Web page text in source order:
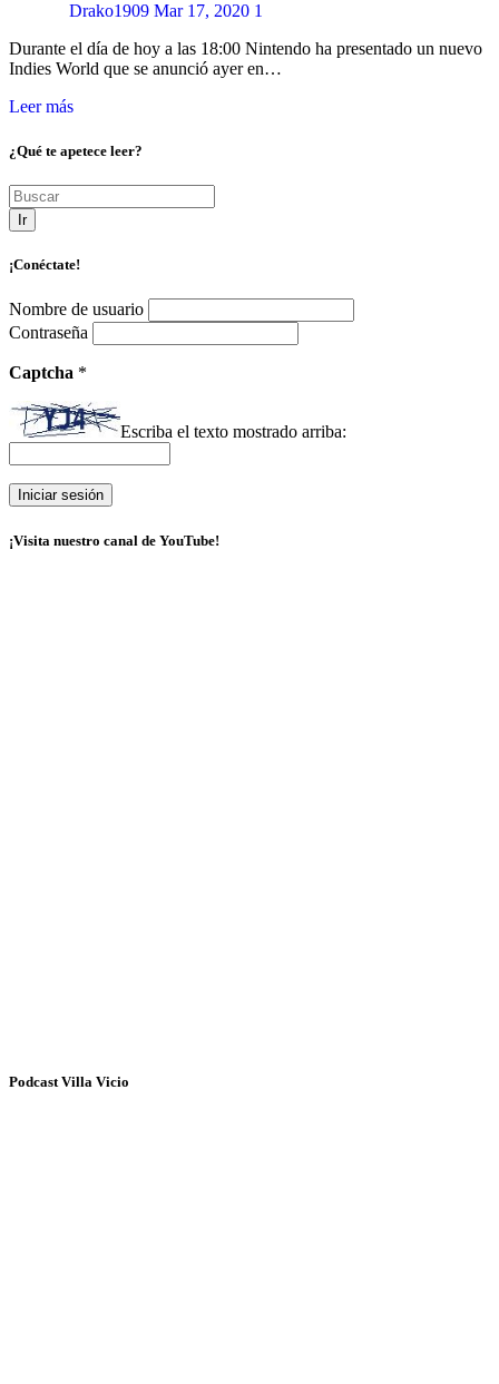
Drako1909 Mar 17, 2020 1
Durante el día de hoy a las 18:00 Nintendo ha presentado un nuevo
Indies World que se anunció ayer en…
Leer más
¿Qué te apetece leer?
Ir
¡Conéctate!
Nombre de usuario
Contraseña
Captcha *
Escriba el texto mostrado arriba:
¡Visita nuestro canal de YouTube!
Podcast Villa Vicio